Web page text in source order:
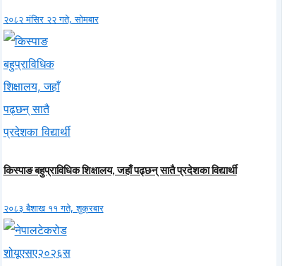
२०८२ मंसिर २२ गते, सोमबार
किस्पाङ बहुप्राविधिक शिक्षालय, जहाँ पढ्छन् सातै प्रदेशका विद्यार्थी
२०८३ बैशाख ११ गते, शुक्रबार